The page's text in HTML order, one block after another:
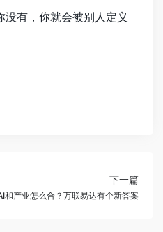
有，你就会被别人定义
下一篇
和产业怎么合？万联易达有个新答案